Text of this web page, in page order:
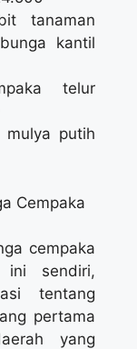
tanaman
kantil
telur
mulya putih
Cempaka
cempaka
ini sendiri,
tentang
pertama
yang